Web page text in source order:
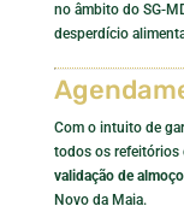
no âmbito do SG-
desperdício
Com o intuito de
todos os refeitórios
validação de almoço
Novo da Maia.